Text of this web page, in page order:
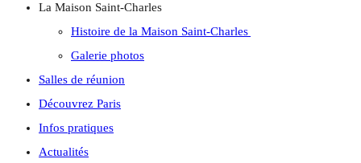
La Maison Saint-Charles
Histoire de la Maison Saint-Charles
Galerie photos
Salles de réunion
Découvrez Paris
Infos pratiques
Actualités